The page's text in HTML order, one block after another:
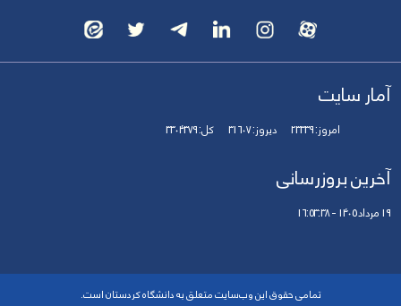
آمار سایت
امروز:23339 دیروز:31607 کل:3304379
آخرین بروزرسانی
19 مرداد 1405 - 16:53:38
تمامی حقوق این وب‌سایت متعلق به دانشگاه کردستان است.